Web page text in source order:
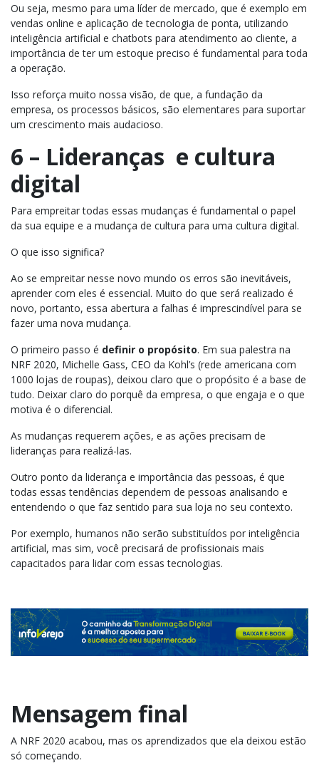
Ou seja, mesmo para uma líder de mercado, que é exemplo em
vendas online e aplicação de tecnologia de ponta, utilizando
inteligência artificial e chatbots para atendimento ao cliente, a
importância de ter um estoque preciso é fundamental para toda
a operação.
Isso reforça muito nossa visão, de que, a fundação da
empresa, os processos básicos, são elementares para suportar
um crescimento mais audacioso.
6 – Lideranças e cultura
digital
Para empreitar todas essas mudanças é fundamental o papel
da sua equipe e a mudança de cultura para uma cultura digital.
O que isso significa?
Ao se empreitar nesse novo mundo os erros são inevitáveis,
aprender com eles é essencial. Muito do que será realizado é
novo, portanto, essa abertura a falhas é imprescindível para se
fazer uma nova mudança.
O primeiro passo é definir o propósito. Em sua palestra na
NRF 2020, Michelle Gass, CEO da Kohl’s (rede americana com
1000 lojas de roupas), deixou claro que o propósito é a base de
tudo. Deixar claro do porquê da empresa, o que engaja e o que
motiva é o diferencial.
As mudanças requerem ações, e as ações precisam de
lideranças para realizá-las.
Outro ponto da liderança e importância das pessoas, é que
todas essas tendências dependem de pessoas analisando e
entendendo o que faz sentido para sua loja no seu contexto.
Por exemplo, humanos não serão substituídos por inteligência
artificial, mas sim, você precisará de profissionais mais
capacitados para lidar com essas tecnologias.
Mensagem final
A NRF 2020 acabou, mas os aprendizados que ela deixou estão
só começando.